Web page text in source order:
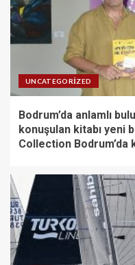
UNCATEGORIZED
Bodrum’da anlamlı
konuşulan kitabı yeni
Collection Bodrum’da